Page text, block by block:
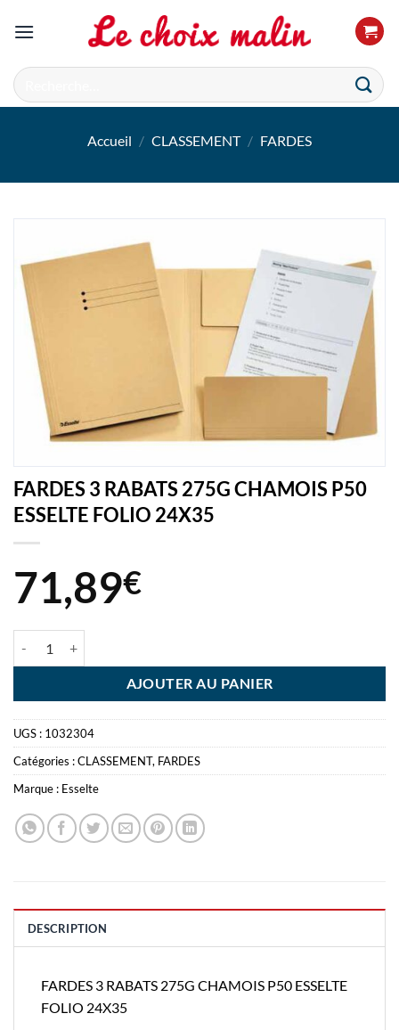
Recherche
pour :
Accueil / CLASSEMENT / FARDES
FARDES 3 RABATS 275G CHAMOIS P50
ESSELTE FOLIO 24X35
71,89€
AJOUTER AU PANIER
UGS : 1032304
Catégories :CLASSEMENT, FARDES
Marque : Esselte
DESCRIPTION
FARDES 3 RABATS 275G CHAMOIS P50 ESSELTE
FOLIO 24X35